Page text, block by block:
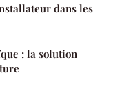
dans les
: la solution